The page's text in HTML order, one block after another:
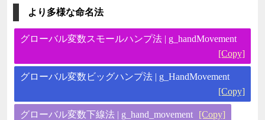
より多様な命名法
グローバル変数スモールハンプ法 | g_handMovement
[Copy]
グローバル変数ビッグハンプ法 | g_HandMovement
[Copy]
グローバル変数下線法 | g_hand_movement [Copy]